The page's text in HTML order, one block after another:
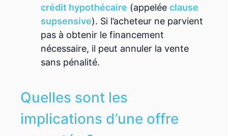
crédit hypothécaire (appelée clause
supsensive). Si l’acheteur ne parvient
pas à obtenir le financement
nécessaire, il peut annuler la vente
sans pénalité.
Quelles sont les
implications d’une offre